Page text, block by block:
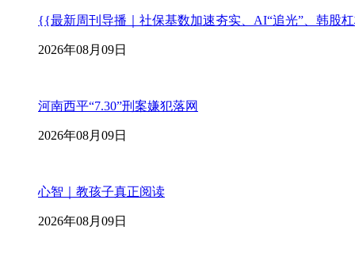
{{最新周刊导播｜社保基数加速夯实、AI“追光”、韩股
2026年08月09日
河南西平“7.30”刑案嫌犯落网
2026年08月09日
心智｜教孩子真正阅读
2026年08月09日